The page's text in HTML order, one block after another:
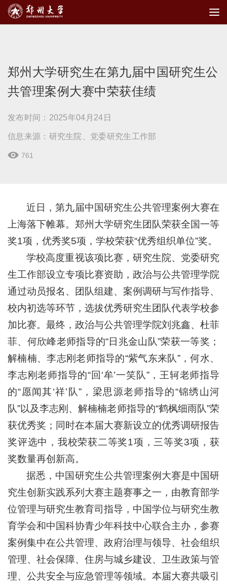
郑州大学研究生在第九届中国研究生公
共管理案例大赛中荣获佳绩
发布时间：2025年04月24日
信息来源：研究生院、党委研究生工作部
 761
近日，第九届中国研究生公共管理案例大赛在
上海落下帷幕。郑州大学研究生团队荣获全国一等
奖1项，优秀奖5项，学校荣获“优秀组织单位”奖。
学校高度重视该项比赛，研究生院、党委研究
生工作部设立专项比赛资助，政治与公共管理学院
通过动员报名、团队组建、案例调研与写作指导、
校内初选等环节，选拔优秀研究生团队代表学校参
加比赛。最终，政治与公共管理学院刘兆鑫、杜菲
菲、何欣峰老师指导的“日兆金山队”荣获一等奖；
解楠楠、李志刚老师指导的“紫气东来队”，何水、
李志刚老师指导的“回‘牟’一笑队”，王轲老师指导
的“愿闻其‘祥’队”，梁思源老师指导的“锦绣山河
队”以及李志刚、解楠楠老师指导的“鹤枫细雨队”荣
获优秀奖；同时在本届大赛新设立的优秀调研报告
奖评选中，我校荣获二等奖1项，三等奖3项，获
奖数量再创新高。
据悉，中国研究生公共管理案例大赛是中国研
究生创新实践系列大赛主题赛事之一，由教育部学
位管理与研究生教育司指导，中国学位与研究生教
育学会和中国科协青少年科技中心联合主办，参赛
案例集中在公共管理、政府治理与领导、社会组织
管理、社会保障、住房与城乡建设、卫生政策与管
理、公共安全与应急管理等领域。本届大赛共吸引